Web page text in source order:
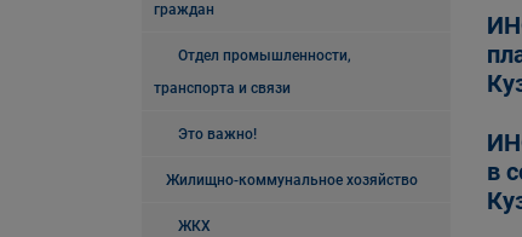
граждан
Отдел промышленности,
транспорта и связи
Это важно!
Жилищно-коммунальное хозяйство
ЖКХ
в